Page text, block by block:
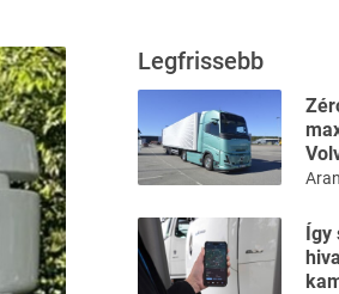
Legfrissebb
Így